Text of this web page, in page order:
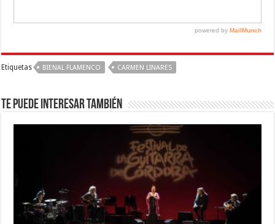
Etiquetas BIENAL FLAMENCO CARMEN LINARES
Te puede interesar también